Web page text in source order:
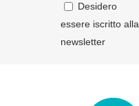
Desidero
essere iscritto alla
newsletter